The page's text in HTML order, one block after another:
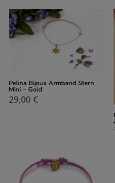
Pelina Bijoux Armband Stern
Mini – Gold
29,00 €